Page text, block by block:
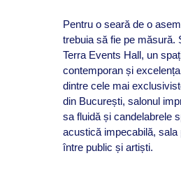
Pentru o seară de o
trebuia să fie pe măsură.
Terra Events Hall, un
contemporan și
dintre cele mai
din București, salonul
sa fluidă și candelabrele
acustică impecabilă,
între public și artiști.